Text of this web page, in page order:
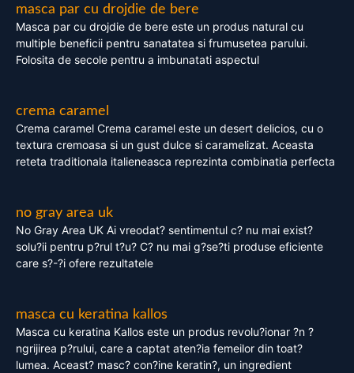
masca par cu drojdie de bere
Masca par cu drojdie de bere este un produs natural cu
multiple beneficii pentru sanatatea si frumusetea parului.
Folosita de secole pentru a imbunatati aspectul
crema caramel
Crema caramel Crema caramel este un desert delicios, cu o
textura cremoasa si un gust dulce si caramelizat. Aceasta
reteta traditionala italieneasca reprezinta combinatia perfecta
no gray area uk
No Gray Area UK Ai vreodat? sentimentul c? nu mai exist?
solu?ii pentru p?rul t?u? C? nu mai g?se?ti produse eficiente
care s?-?i ofere rezultatele
masca cu keratina kallos
Masca cu keratina Kallos este un produs revolu?ionar ?n ?
ngrijirea p?rului, care a captat aten?ia femeilor din toat?
lumea. Aceast? masc? con?ine keratin?, un ingredient